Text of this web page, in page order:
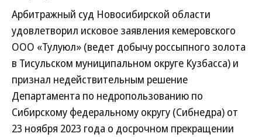
Арбитражный суд Новосибирской области
удовлетворил исковое заявления кемеровского
ООО «Тулуюл» (ведет добычу россыпного золота
в Тисульском муниципальном округе Кузбасса) и
признал недействительным решение
Департамента по недропользованию по
Сибирскому федеральному округу (Сибнедра) от
23 ноября 2023 года о досрочном прекращении